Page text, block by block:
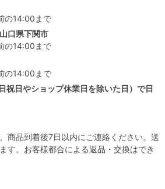
の14:00まで
口県下関市
の14:00まで
の14:00まで
祝日やショップ休業日を除いた日）で日
商品到着後7日以内にご連絡ください。送
す。お客様都合による返品・交換はでき